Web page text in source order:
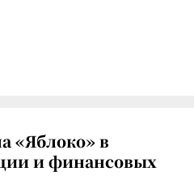
«Яблоко» в
и финансовых